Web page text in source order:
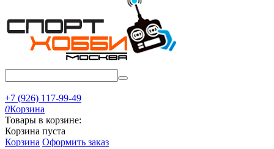
+7 (926) 117-99-49
0Корзина
Товары в корзине:
Корзина пуста
Корзина Оформить заказ